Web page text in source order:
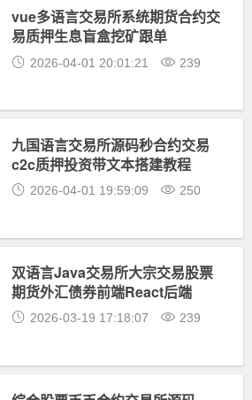
vue多语言交易所系统期货合约交
易质押生息盲盒挖矿跟单
2026-04-01 20:01:21 239
九国语言交易所源码秒合约交易
c2c质押投资带文本搭建教程
2026-04-01 19:59:09 250
双语言Java交易所大宗交易股票
期货外汇债券前端React后端
JAVA与VUE纯源码
2026-03-19 17:18:07 239